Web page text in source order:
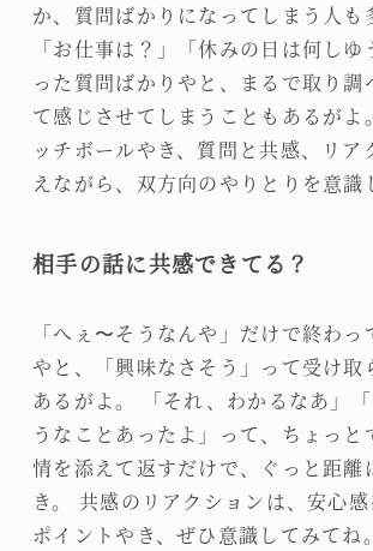
か、質問ばかりになってしまう人も
「お仕事は？」「休みの日は何しゆ
った質問ばかりやと、まるで取り調
て感じさせてしまうこともあるがよ
ッチボールやき、質問と共感、リア
えながら、双方向のやりとりを意識
相手の話に共感できてる？
「へぇ〜そうなんや」だけで終わ
やと、「興味なさそう」って受け取
あるがよ。 「それ、わかるなあ」
うなことあったよ」って、ちょっと
情を添えて返すだけで、ぐっと距離
き。 共感のリアクションは、安心
ポイントやき、ぜひ意識してみてね。